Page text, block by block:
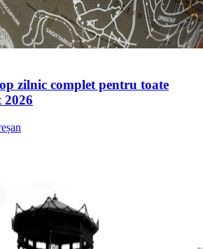
zilnic complet pentru toate
2026